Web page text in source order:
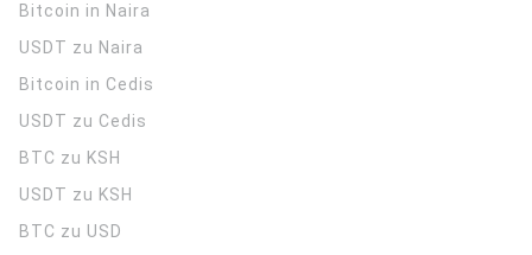
Bitcoin in Naira
USDT zu Naira
Bitcoin in Cedis
USDT zu Cedis
BTC zu KSH
USDT zu KSH
BTC zu USD